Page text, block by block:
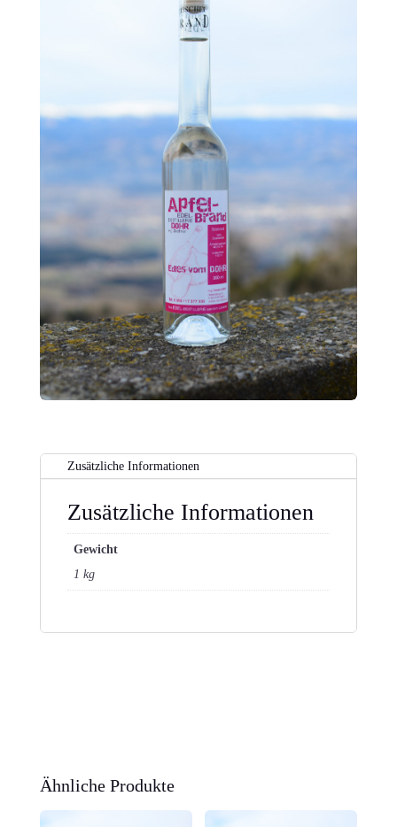
Zusätzliche Informationen
Zusätzliche Informationen
Gewicht
1 kg
Ähnliche Produkte